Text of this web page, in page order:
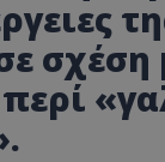
σχέση